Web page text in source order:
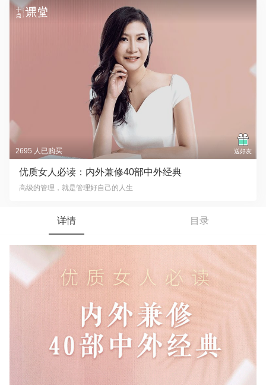
2695 人已购买 送好友
优质女人必读：内外兼修40部中外经典
高级的管理，就是管理好自己的人生
详情 目录